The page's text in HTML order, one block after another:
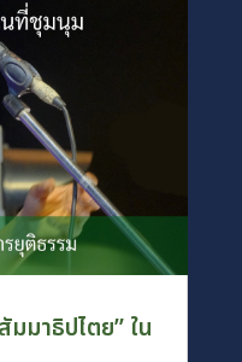
มมาธิปไตย” ใน